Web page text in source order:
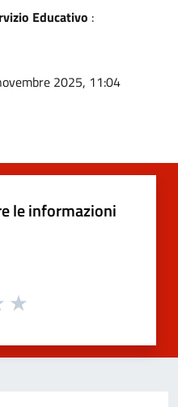
Educativo :
2025, 11:04
le informazioni